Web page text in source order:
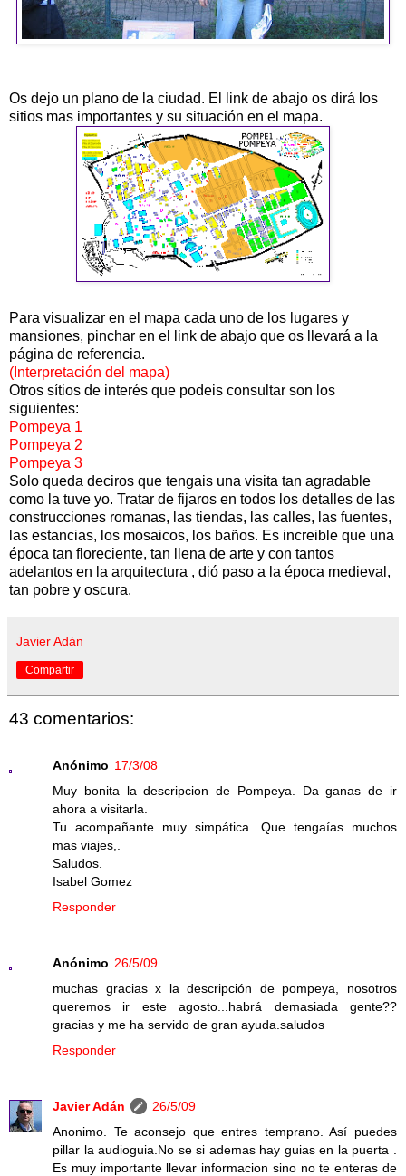
Os dejo un plano de la ciudad. El link de abajo os dirá los
sitios mas importantes y su situación en el mapa.
Para visualizar en el mapa cada uno de los lugares y
mansiones, pinchar en el link de abajo que os llevará a la
página de referencia.
(Interpretación del mapa)
Otros sítios de interés que podeis consultar son los
siguientes:
Pompeya 1
Pompeya 2
Pompeya 3
Solo queda deciros que tengais una visita tan agradable
como la tuve yo. Tratar de fijaros en todos los detalles de las
construcciones romanas, las tiendas, las calles, las fuentes,
las estancias, los mosaicos, los baños. Es increible que una
época tan floreciente, tan llena de arte y con tantos
adelantos en la arquitectura , dió paso a la época medieval,
tan pobre y oscura.
Javier Adán
Compartir
43 comentarios:
Anónimo 17/3/08
Muy bonita la descripcion de Pompeya. Da ganas de ir
ahora a visitarla.
Tu acompañante muy simpática. Que tengaías muchos
mas viajes,.
Saludos.
Isabel Gomez
Responder
Anónimo 26/5/09
muchas gracias x la descripción de pompeya, nosotros
queremos ir este agosto...habrá demasiada gente??
gracias y me ha servido de gran ayuda.saludos
Responder
Javier Adán
26/5/09
Anonimo. Te aconsejo que entres temprano. Así puedes
pillar la audioguia.No se si ademas hay guias en la puerta .
Es muy importante llevar informacion sino no te enteras de